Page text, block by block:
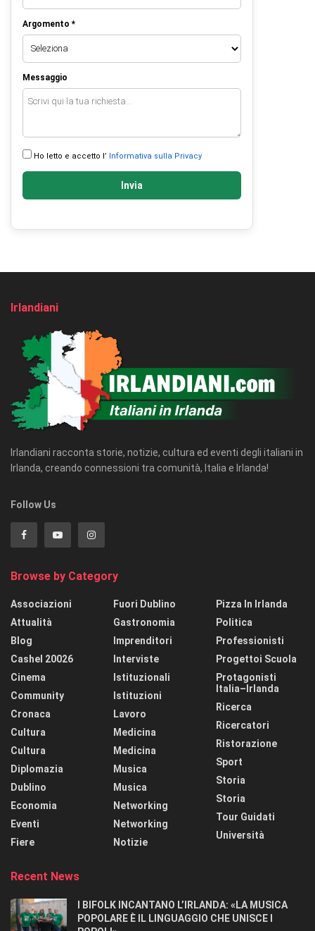
Argomento *
Messaggio
Ho letto e accetto l’ Informativa sulla Privacy
Invia
Irlandiani
Irlandiani racconta storie, notizie, cultura ed eventi degli italiani in
Irlanda, creando connessioni tra comunità, Italia e Irlanda!
Follow Us
Browse by Category
Associazioni
Attualità
Blog
Cashel 20026
Cinema
Community
Cronaca
Cultura
Cultura
Diplomazia
Dublino
Economia
Eventi
Fiere
Fuori Dublino
Gastronomia
Imprenditori
Interviste
Istituzionali
Istituzioni
Lavoro
Medicina
Medicina
Musica
Musica
Networking
Networking
Notizie
Pizza In Irlanda
Politica
Professionisti
Progettoi Scuola
Protagonisti
Italia–Irlanda
Ricerca
Ricercatori
Ristorazione
Sport
Storia
Storia
Tour Guidati
Università
Recent News
I BIFOLK INCANTANO L’IRLANDA: «LA MUSICA
POPOLARE È IL LINGUAGGIO CHE UNISCE I